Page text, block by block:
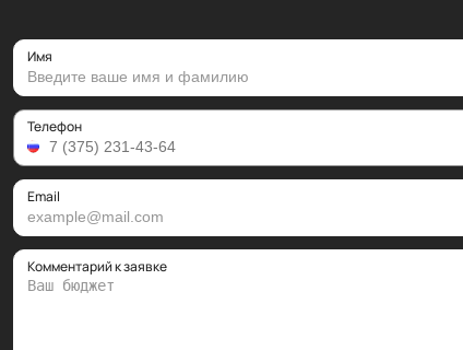
Имя
Телефон
Email
Комментарий к заявке